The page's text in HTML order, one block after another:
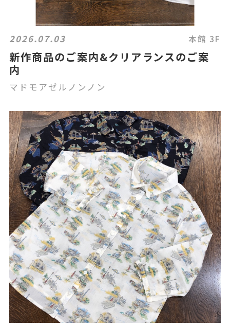
2026.07.03 本館 3F
新作商品のご案内&クリアランスのご案
内
マドモアゼルノンノン